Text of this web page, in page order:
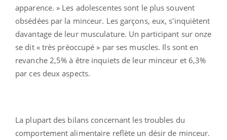
apparence. » Les adolescentes sont le plus souvent
obsédées par la minceur. Les garçons, eux, s'inquiètent
davantage de leur musculature. Un participant sur onze
se dit « très préoccupé » par ses muscles. Ils sont en
revanche 2,5% à être inquiets de leur minceur et 6,3%
par ces deux aspects.
La plupart des bilans concernant les troubles du
comportement alimentaire reflète un désir de minceur.